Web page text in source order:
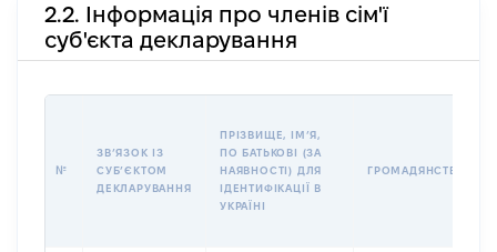
2.2. Інформація про членів сім'ї
суб'єкта декларування
№
ЗВʼЯЗОК ІЗ
СУБʼЄКТОМ
ДЕКЛАРУВАННЯ
ПРІЗВИЩЕ, ІМʼЯ,
ПО БАТЬКОВІ (ЗА
НАЯВНОСТІ) ДЛЯ
ІДЕНТИФІКАЦІЇ В
УКРАЇНІ
ГРОМАДЯНСТВО